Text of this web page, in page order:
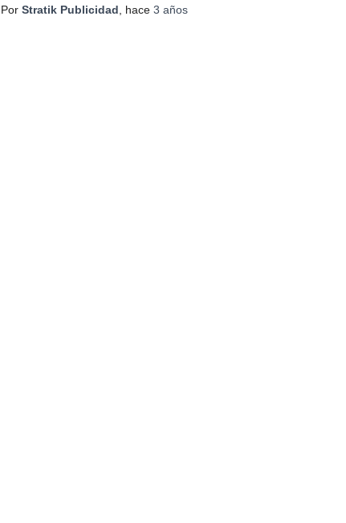
Por Stratik Publicidad , hace 3 años